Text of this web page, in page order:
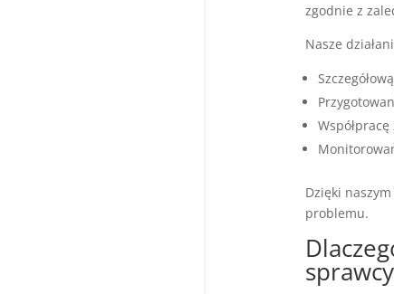
zgodnie z
Nasze
Dzięki
problemu.